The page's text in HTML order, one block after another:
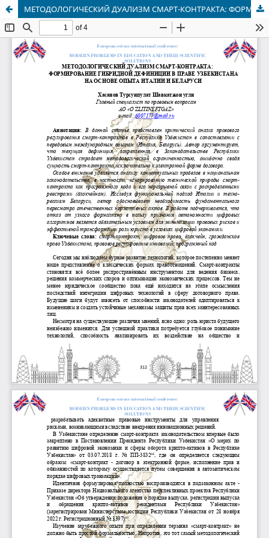
МЕТОДОЛОГИЧЕСКИЙ ДУАЛИЗМ СМАРТ-КОНТРАКТА: ФОРМИРОВАНИЕ ГИБРИДНОЙ ДЕФИНИЦИИ В ПРАВЕ УЗБЕКИСТАНА НА ОСНОВЕ ОПЫТА ИТАЛИИ И БЕЛАРУСИ